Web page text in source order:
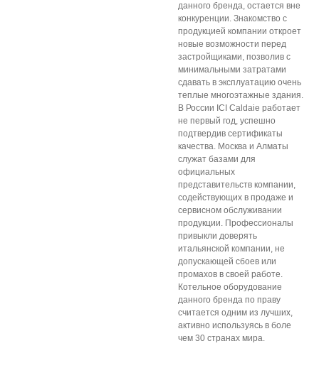
данного бренда, остается вне
конкуренции. Знакомство с
продукцией компании откроет
новые возможности перед
застройщиками, позволив с
минимальными затратами
сдавать в эксплуатацию очень
теплые многоэтажные здания.
В России ICI Caldaie работает
не первый год, успешно
подтвердив сертификаты
качества. Москва и Алматы
служат базами для
официальных
представительств компании,
содействующих в продаже и
сервисном обслуживании
продукции. Профессионалы
привыкли доверять
итальянской компании, не
допускающей сбоев или
промахов в своей работе.
Котельное оборудование
данного бренда по праву
считается одним из лучших,
активно используясь в боле
чем 30 странах мира.